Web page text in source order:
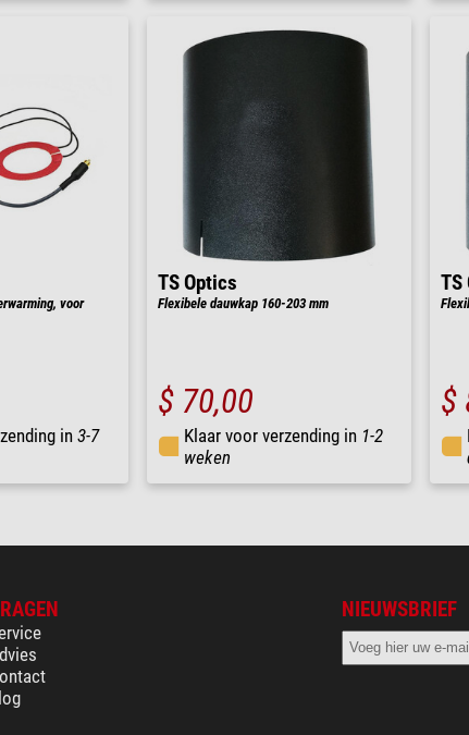
voor
in 3-7
TS Optics
Flexibele dauwkap 160-203 mm
$ 70,00
Klaar voor verzending in 1-2
weken
TS
$
NIEUWSBRIEF